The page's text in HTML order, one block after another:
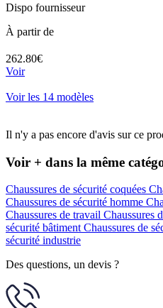
Dispo fournisseur
À partir de
262.80€
Voir
Voir les 14 modèles
Il n'y a pas encore d'avis sur ce
Voir + dans la même
Chaussures de sécurité coquées
Chaussures de sécurité homme
Chaussures de travail Chaussures
sécurité bâtimentChaussures de
sécurité industrie
Des questions, un devis ?